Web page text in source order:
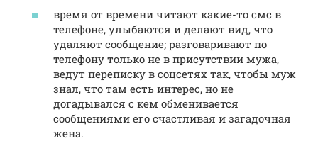
время от времени читают какие-то смс в
телефоне, улыбаются и делают вид, что
удаляют сообщение; разговаривают по
телефону только не в присутствии мужа,
ведут переписку в соцсетях так, чтобы муж
знал, что там есть интерес, но не
догадывался с кем обменивается
сообщениями его счастливая и загадочная
жена.